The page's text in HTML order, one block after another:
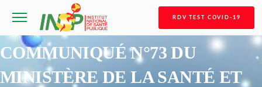
RDV TEST COVID-19
COMMUNIQUÉ N°73 DU
MINISTÈRE DE LA SANTÉ ET